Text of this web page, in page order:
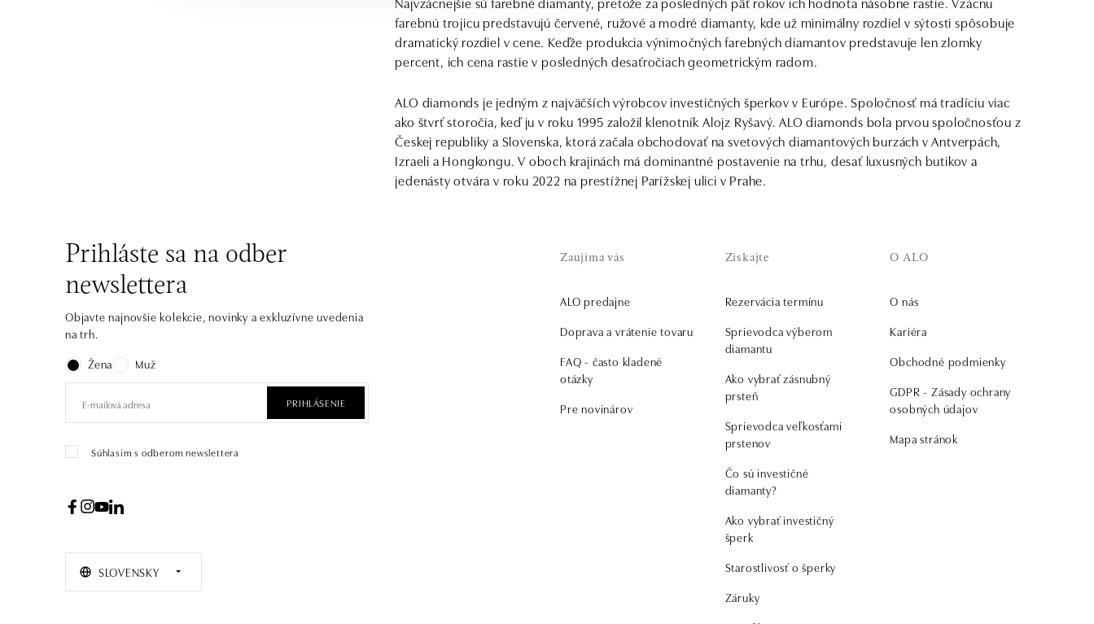
farebnú trojicu predstavujú červené, ružové a modré diamanty, kde už minimálny rozdiel v sýtosti spôsobuje
dramatický rozdiel v cene. Keďže produkcia výnimočných farebných diamantov predstavuje len zlomky
percent, ich cena rastie v posledných desaťročiach geometrickým radom.
ALO diamonds je jedným z najväčších výrobcov investičných šperkov v Európe. Spoločnosť má tradíciu viac
ako štvrť storočia, keď ju v roku 1995 založil klenotník Alojz Ryšavý. ALO diamonds bola prvou spoločnosťou z
Českej republiky a Slovenska, ktorá začala obchodovať na svetových diamantových burzách v Antverpách,
Izraeli a Hongkongu. V oboch krajinách má dominantné postavenie na trhu, desať luxusných butikov a
jedenásty otvára v roku 2022 na prestížnej Parížskej ulici v Prahe.
Prihláste sa na odber
newslettera
Objavte najnovšie kolekcie, novinky a exkluzívne uvedenia
na trh.
Žena
Muž
PRIHLÁSENIE
Súhlasím s odberom newslettera
SLOVENSKY
Zaujíma vás
ALO predajne
Doprava a vrátenie tovaru
FAQ - často kladené
otázky
Pre novinárov
Získajte
Rezervácia termínu
Sprievodca výberom
diamantu
Ako vybrať zásnubný
prsteň
Sprievodca veľkosťami
prstenov
Čo sú investičné
diamanty?
Ako vybrať investičný
šperk
Starostlivosť o šperky
Záruky
O ALO
O nás
Kariéra
Obchodné podmienky
GDPR - Zásady ochrany
osobných údajov
Mapa stránok